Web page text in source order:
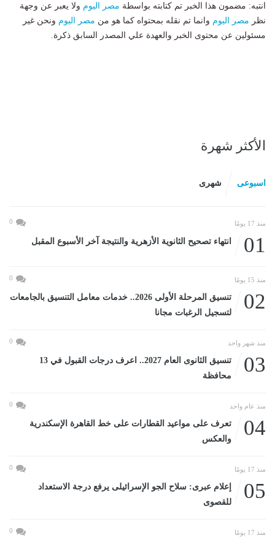
انتبه: مضمون هذا الخبر تم كتابته بواسطة مصر اليوم ولا يعبر عن وجهة
نظر مصر اليوم وانما تم نقله بمحتواه كما هو من مصر اليوم ونحن غير
مسئولين عن محتوى الخبر والعهدة علي المصدر السابق ذكرة.
الأكثر شهرة
اسبوعى شهرى
منذ 17 يومًا 0
01 انتهاء تصحيح الثانوية الأزهرية والنتيجة آخر الأسبوع المقبل
منذ 15 يومًا 0
02
تنسيق المرحلة الأولى 2026.. خدمات معامل التنسيق بالجامعات
لتسجيل الرغبات مجانا
منذ شهر واحد 0
03
تنسيق الثانوى العام 2027.. اعرف درجات القبول في 13
محافظة
منذ عام واحد 0
04
تعرف على مواعيد القطارات على خط القاهرة الإسكندرية
والعكس
منذ 17 يومًا 0
05
إعلام عبرى: سلاح الجو الإسرائيلى يرفع درجة الاستعداد
للقصوى
منذ 17 يومًا 0